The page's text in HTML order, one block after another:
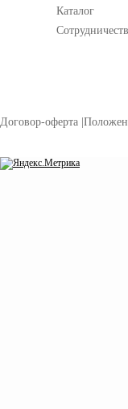
Каталог
Договор-оферта